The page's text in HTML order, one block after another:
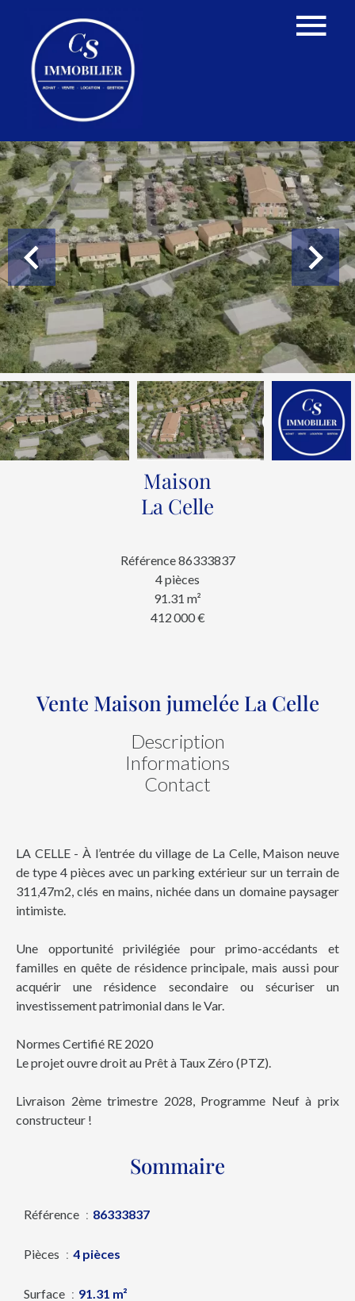
Maison
La Celle
Référence86333837
4 pièces
91.31 m²
412 000 €
Vente Maison jumelée La Celle
Description
Informations
Contact
LA CELLE - À l’entrée du village de La Celle, Maison neuve
de type 4 pièces avec un parking extérieur sur un terrain de
311,47m2, clés en mains, nichée dans un domaine paysager
intimiste.
Une opportunité privilégiée pour primo-accédants et
familles en quête de résidence principale, mais aussi pour
acquérir une résidence secondaire ou sécuriser un
investissement patrimonial dans le Var.
Normes Certifié RE 2020
Le projet ouvre droit au Prêt à Taux Zéro (PTZ).
Livraison 2ème trimestre 2028, Programme Neuf à prix
constructeur !
Sommaire
Référence 86333837
Pièces 4 pièces
Surface 91.31 m²